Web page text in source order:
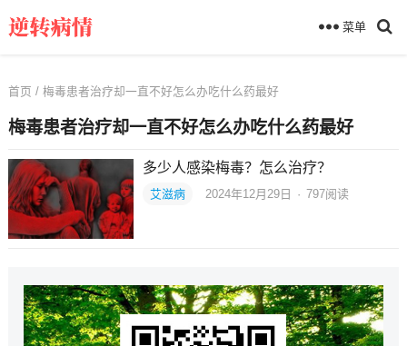
菜单
首页 / 梅毒患者治疗却一直不好怎么办吃什么药最好
梅毒患者治疗却一直不好怎么办吃什么药最好
多少人感染梅毒？怎么治疗？
艾滋病 2024年12月29日 · 797阅读